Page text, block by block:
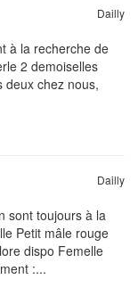
Dailly
à la recherche de
2 demoiselles
deux chez nous,
Dailly
sont toujours à la
Petit mâle rouge
dispo Femelle
:...